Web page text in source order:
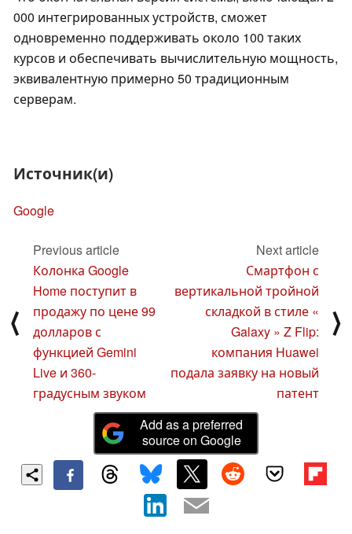
000 интегрированных устройств, сможет
одновременно поддерживать около 100 таких
курсов и обеспечивать вычислительную мощность,
эквивалентную примерно 50 традиционным
серверам.
Источник(и)
Google
⟨
Previous article
Колонка Google
Home поступит в
продажу по цене 99
долларов с
функцией Gemini
Live и 360-
градусным звуком
Next article
Смартфон с
вертикальной тройной
складкой в стиле «
Galaxy » Z Flip:
компания Huawei
подала заявку на новый
патент
⟩
Add as a preferred
source on Google